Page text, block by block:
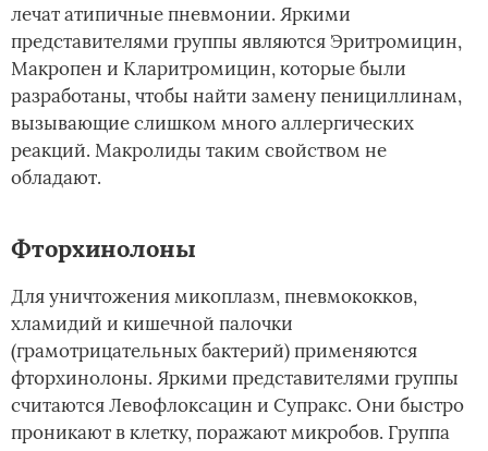
лечат атипичные пневмонии. Яркими
представителями группы являются Эритромицин,
Макропен и Кларитромицин, которые были
разработаны, чтобы найти замену пенициллинам,
вызывающие слишком много аллергических
реакций. Макролиды таким свойством не
обладают.
Фторхинолоны
Для уничтожения микоплазм, пневмококков,
хламидий и кишечной палочки
(грамотрицательных бактерий) применяются
фторхинолоны. Яркими представителями группы
считаются Левофлоксацин и Супракс. Они быстро
проникают в клетку, поражают микробов. Группа